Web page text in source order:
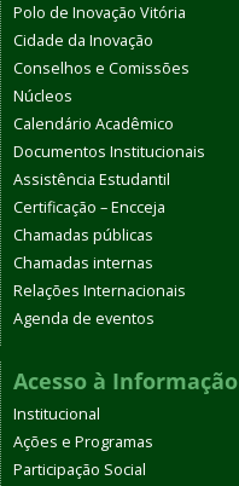
Polo de Inovação Vitória
Cidade da Inovação
Conselhos e Comissões
Núcleos
Calendário Acadêmico
Documentos Institucionais
Assistência Estudantil
Certificação – Encceja
Chamadas públicas
Chamadas internas
Relações Internacionais
Agenda de eventos
Acesso à Informação
Institucional
Ações e Programas
Participação Social